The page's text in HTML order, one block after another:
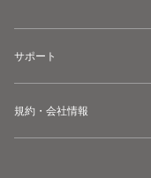
サポート
規約・会社情報